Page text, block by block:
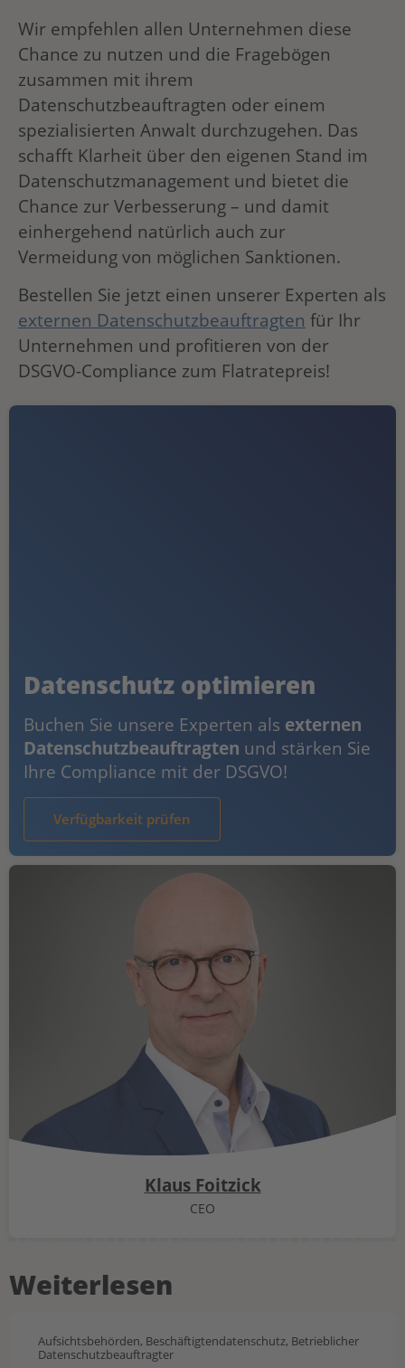
Wir empfehlen allen Unternehmen diese
Chance zu nutzen und die Fragebögen
zusammen mit ihrem
Datenschutzbeauftragten oder einem
spezialisierten Anwalt durchzugehen. Das
schafft Klarheit über den eigenen Stand im
Datenschutzmanagement und bietet die
Chance zur Verbesserung – und damit
einhergehend natürlich auch zur
Vermeidung von möglichen Sanktionen.
Bestellen Sie jetzt einen unserer Experten als
externen Datenschutzbeauftragten für Ihr
Unternehmen und profitieren von der
DSGVO-Compliance zum Flatratepreis!
Datenschutz optimieren
Buchen Sie unsere Experten als externen
Datenschutzbeauftragten und stärken Sie
Ihre Compliance mit der DSGVO!
Verfügbarkeit prüfen
Klaus Foitzick
CEO
Weiterlesen
Aufsichtsbehörden, Beschäftigtendatenschutz, Betrieblicher
Datenschutzbeauftragter